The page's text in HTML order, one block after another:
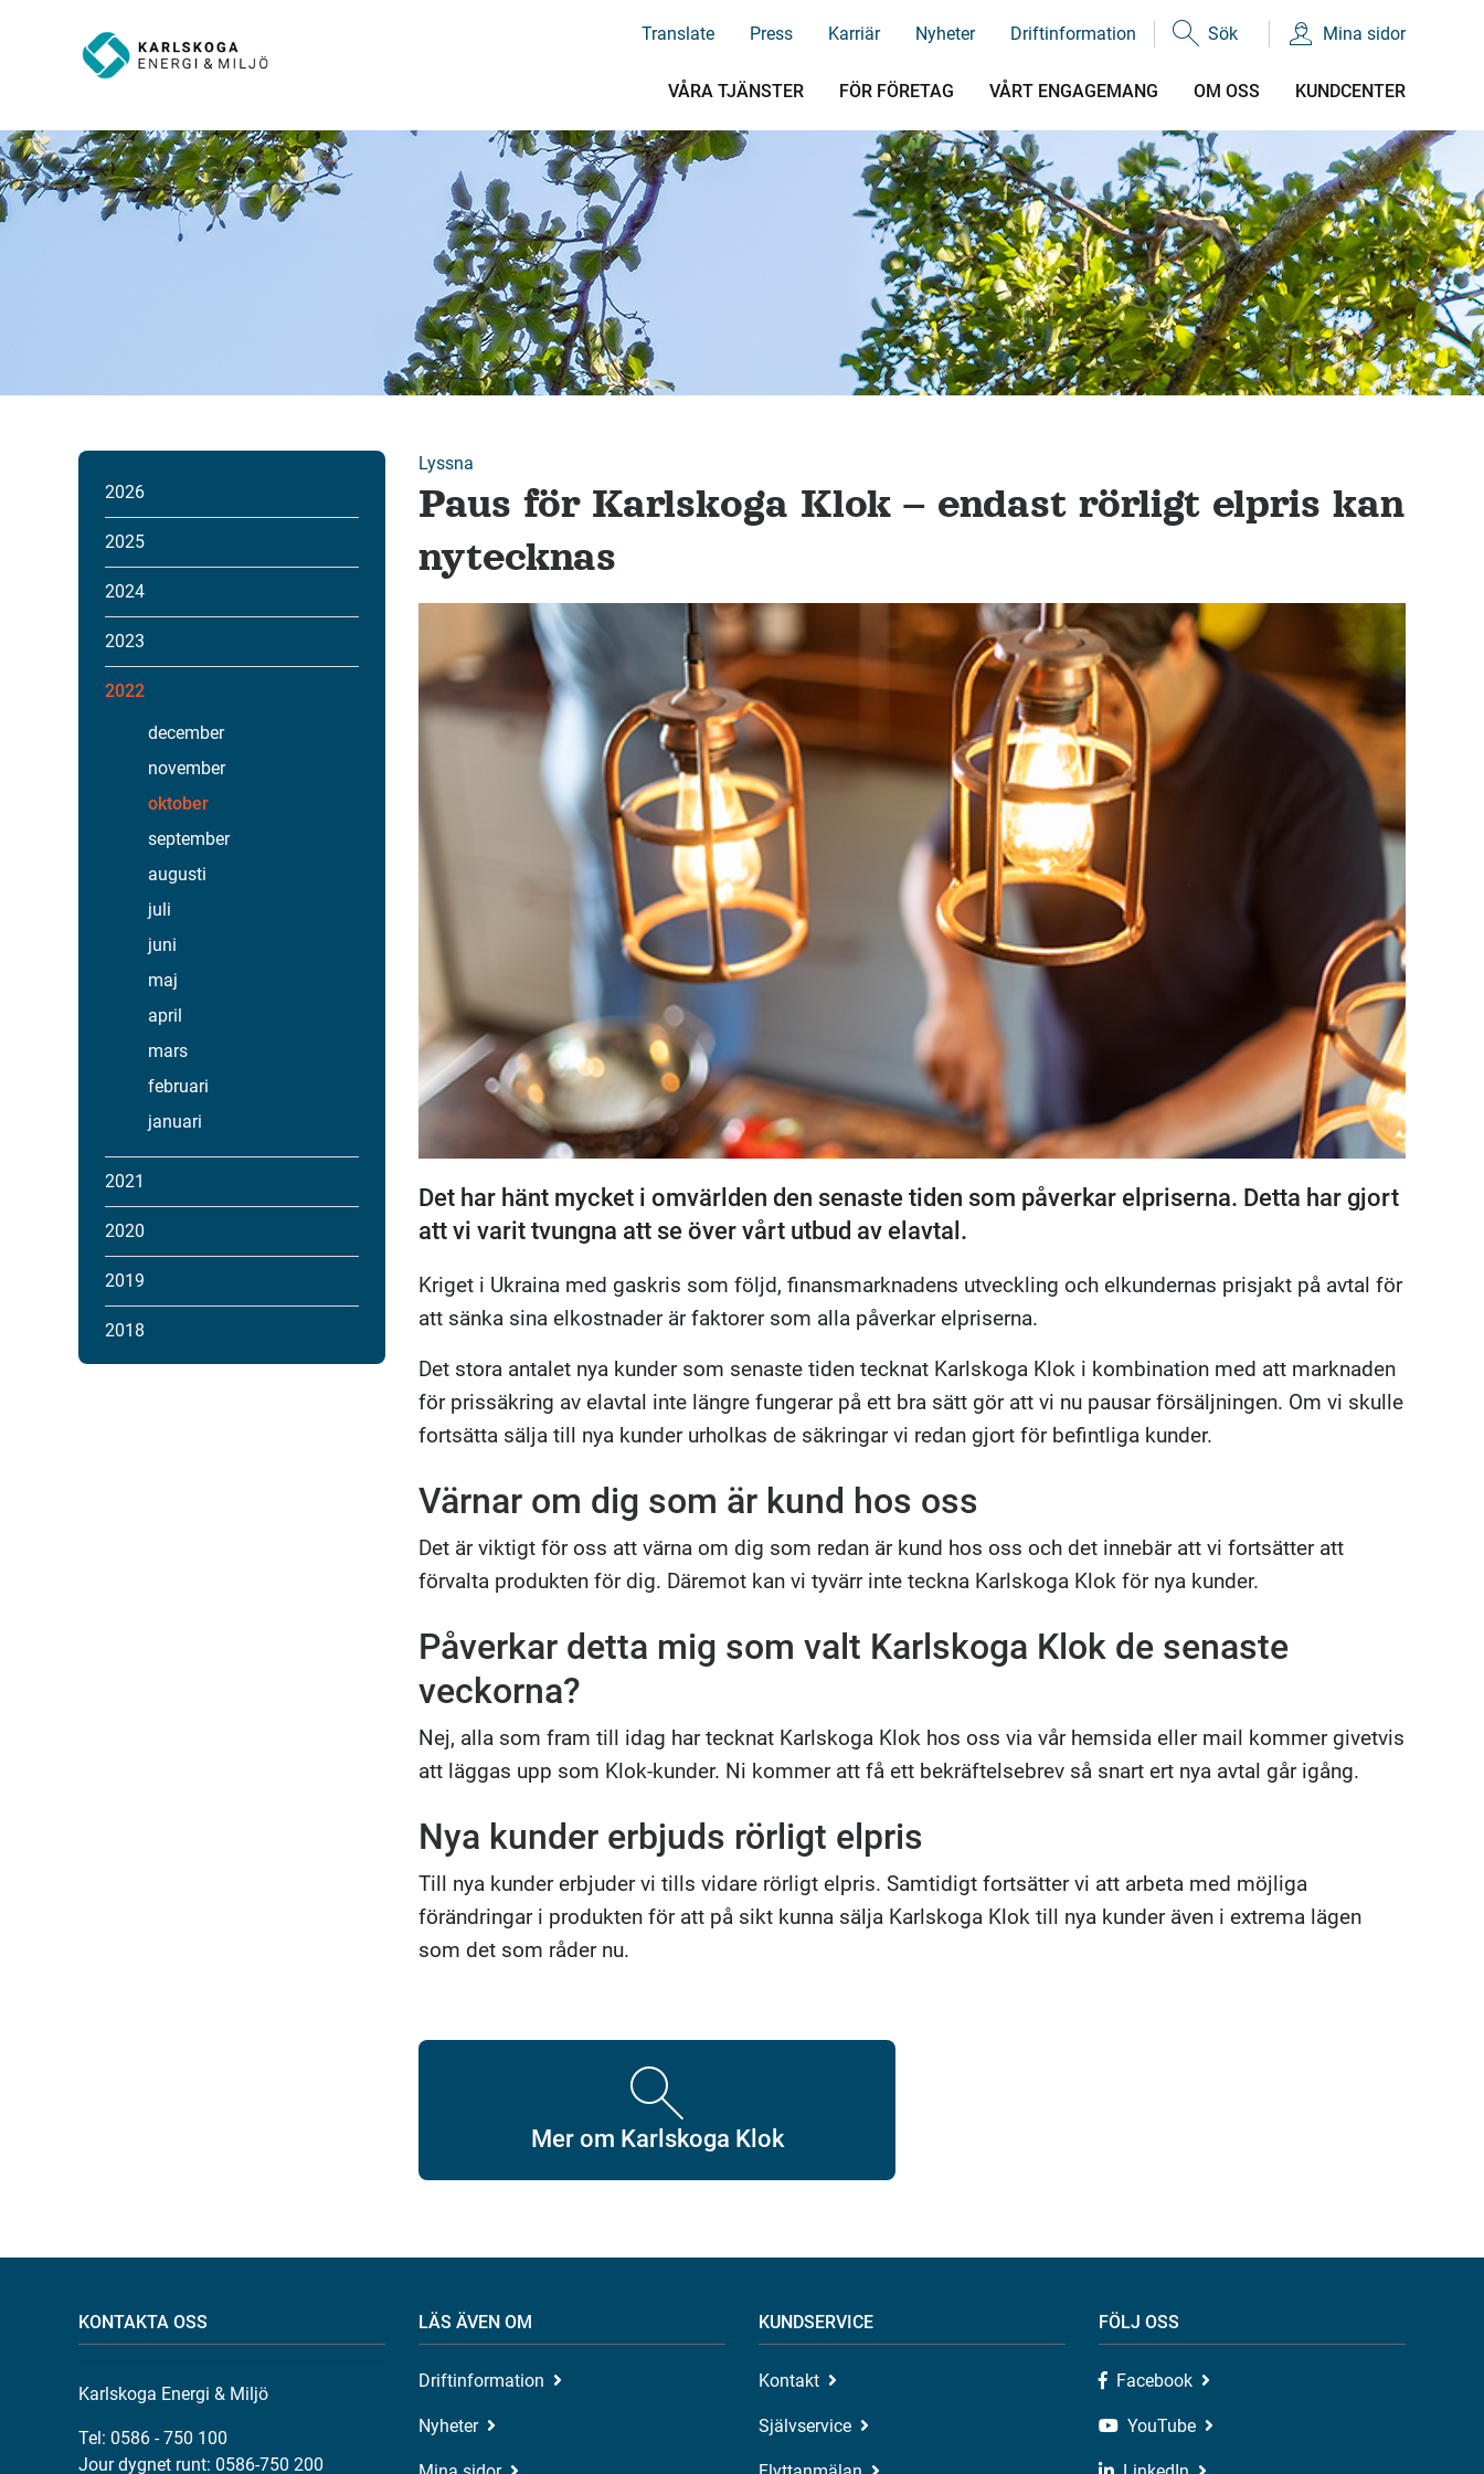
Translate Press Karriär Nyheter Driftinformation Sök Mina sidor
VÅRA TJÄNSTER FÖR FÖRETAG VÅRT ENGAGEMANG OM OSS KUNDCENTER
2026
2025
2024
2023
2022
december
november
oktober
september
augusti
juli
juni
maj
april
mars
februari
januari
2021
2020
2019
2018
Lyssna
Paus för Karlskoga Klok – endast rörligt elpris kan
nytecknas
Det har hänt mycket i omvärlden den senaste tiden som påverkar elpriserna. Detta har gjort
att vi varit tvungna att se över vårt utbud av elavtal.
Kriget i Ukraina med gaskris som följd, finansmarknadens utveckling och elkundernas prisjakt på avtal för
att sänka sina elkostnader är faktorer som alla påverkar elpriserna.
Det stora antalet nya kunder som senaste tiden tecknat Karlskoga Klok i kombination med att marknaden
för prissäkring av elavtal inte längre fungerar på ett bra sätt gör att vi nu pausar försäljningen. Om vi skulle
fortsätta sälja till nya kunder urholkas de säkringar vi redan gjort för befintliga kunder.
Värnar om dig som är kund hos oss
Det är viktigt för oss att värna om dig som redan är kund hos oss och det innebär att vi fortsätter att
förvalta produkten för dig. Däremot kan vi tyvärr inte teckna Karlskoga Klok för nya kunder.
Påverkar detta mig som valt Karlskoga Klok de senaste
veckorna?
Nej, alla som fram till idag har tecknat Karlskoga Klok hos oss via vår hemsida eller mail kommer givetvis
att läggas upp som Klok-kunder. Ni kommer att få ett bekräftelsebrev så snart ert nya avtal går igång.
Nya kunder erbjuds rörligt elpris
Till nya kunder erbjuder vi tills vidare rörligt elpris. Samtidigt fortsätter vi att arbeta med möjliga
förändringar i produkten för att på sikt kunna sälja Karlskoga Klok till nya kunder även i extrema lägen
som det som råder nu.
Mer om Karlskoga Klok
KONTAKTA OSS
Karlskoga Energi & Miljö
Tel: 0586 - 750 100
Jour dygnet runt: 0586-750 200
LÄS ÄVEN OM
Driftinformation
Nyheter
KUNDSERVICE
Kontakt
Självservice
FÖLJ OSS
Facebook
YouTube